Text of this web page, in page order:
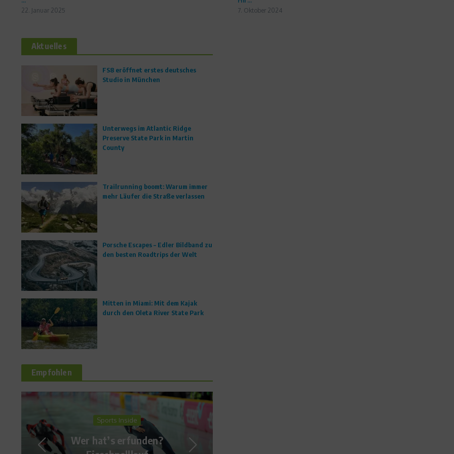
22. Januar 2025 7. Oktober 2024
Aktuelles
FS8 eröffnet erstes deutsches
Studio in München
Unterwegs im Atlantic Ridge
Preserve State Park in Martin
County
Trailrunning boomt: Warum immer
mehr Läufer die Straße verlassen
Porsche Escapes – Edler Bildband zu
den besten Roadtrips der Welt
Mitten in Miami: Mit dem Kajak
durch den Oleta River State Park
Empfohlen
Kann man den
Testosteronspiegel